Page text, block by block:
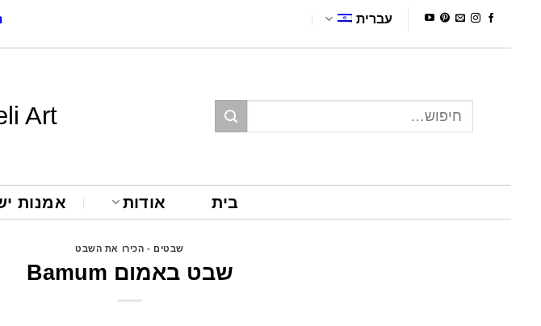
content
עברית
Art
עבור:
בית אודות אמנות
שבטים - הכירו את השבט
שבט באמום Bamum